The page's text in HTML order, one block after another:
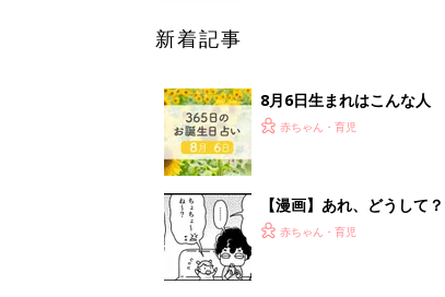
新着記事
8月6日生まれはこんな人
赤ちゃん・育児
【漫画】あれ、どうして
がする……！『ふうふう子
赤ちゃん・育児